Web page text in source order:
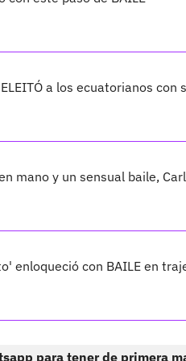
a los ecuatorianos con
en mano y un sensual baile,
enloqueció con BAILE en
para tener de primera